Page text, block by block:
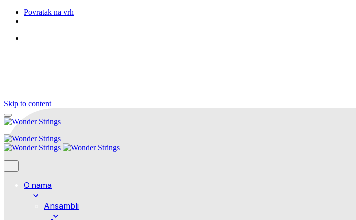
Povratak na vrh
Skip to content
O nama
Ansambli